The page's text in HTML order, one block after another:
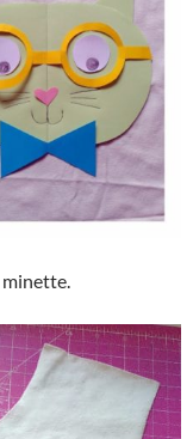
minette.